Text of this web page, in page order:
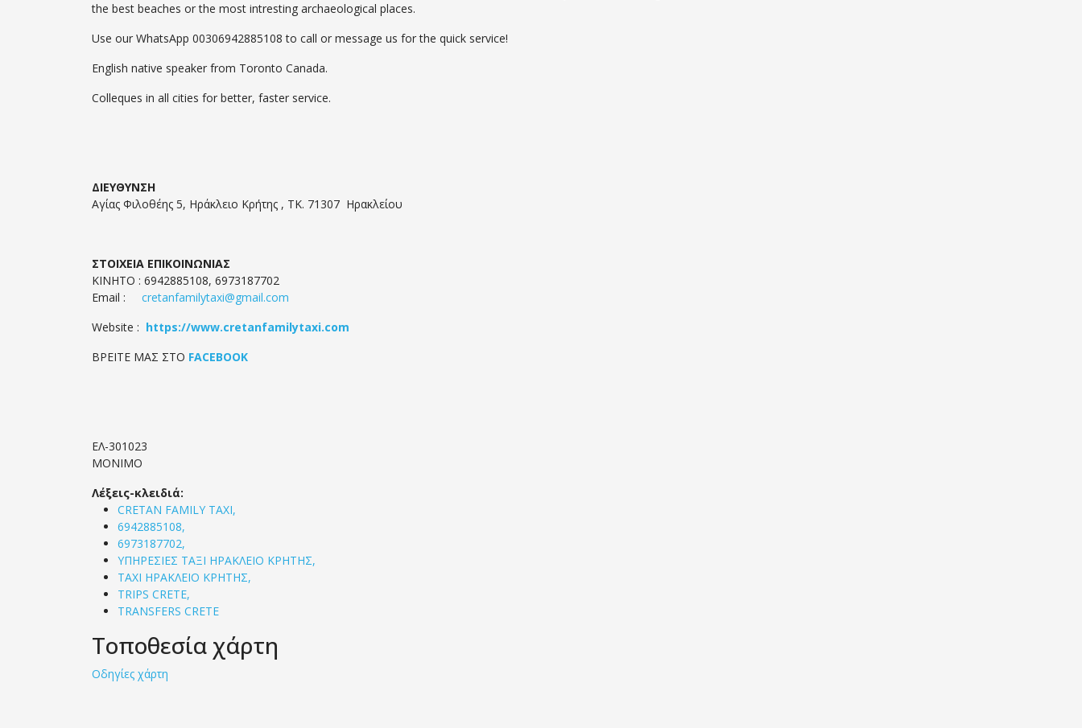
the best beaches or the most intresting archaeological places.
Use our WhatsApp 00306942885108 to call or message us for the quick service!
English native speaker from Toronto Canada.
Colleques in all cities for better, faster service.
ΔΙΕΥΘΥΝΣΗ
Αγίας Φιλοθέης 5, Ηράκλειο Κρήτης , ΤΚ. 71307 Ηρακλείου
ΣΤΟΙΧΕΙΑ ΕΠΙΚΟΙΝΩΝΙΑΣ
ΚΙΝΗΤΟ : 6942885108, 6973187702
Email : cretanfamilytaxi@gmail.com
Website : https://www.cretanfamilytaxi.com
ΒΡΕΙΤΕ ΜΑΣ ΣΤΟ FACEBOOK
ΕΛ-301023
ΜΟΝΙΜΟ
Λέξεις-κλειδιά:
CRETAN FAMILY TAXI,
6942885108,
6973187702,
ΥΠΗΡΕΣΙΕΣ ΤΑΞΙ ΗΡΑΚΛΕΙΟ ΚΡΗΤΗΣ,
TAXI ΗΡΑΚΛΕΙΟ ΚΡΗΤΗΣ,
TRIPS CRETE,
TRANSFERS CRETE
Τοποθεσία χάρτη
Οδηγίες χάρτη